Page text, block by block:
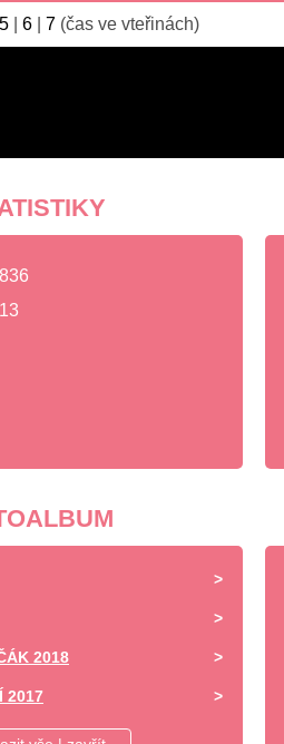
5 |6 |7 (čas ve vteřinách)
2018
2017
-UKÁZKA VÝCVIKU